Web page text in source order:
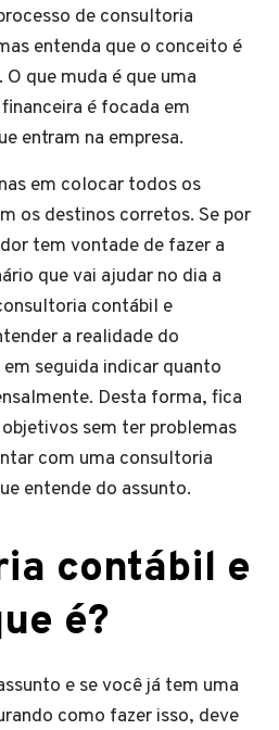
de consultoria
entenda que o conceito é
que muda é que uma
é focada em
entram na empresa.
em colocar todos os
os destinos corretos. Se por
tem vontade de fazer a
que vai ajudar no dia a
contábil e
a realidade do
seguida indicar quanto
Desta forma, fica
sem ter problemas
com uma consultoria
entende do assunto.
contábil e
é?
e se você já tem uma
como fazer isso, deve